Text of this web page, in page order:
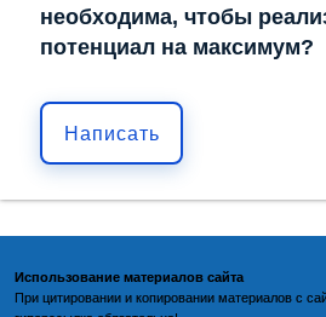
необходима, чтобы
потенциал на максимум?
Написать
Использование материалов сайта
При цитировании и копировании материалов с